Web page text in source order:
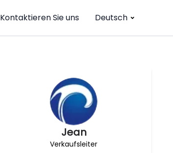
Kontaktieren Sie uns Deutsch
Jean
Verkaufsleiter